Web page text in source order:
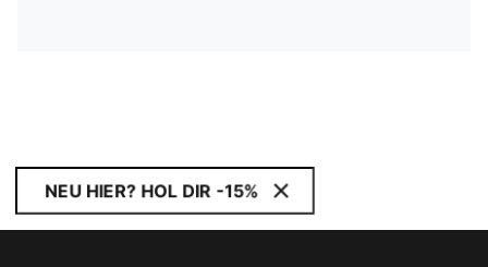
NEU HIER? HOL DIR -15%